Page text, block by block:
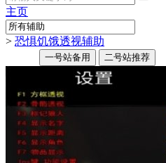
主页
> 恐惧饥饿透视辅助
一号站备用 二号站推荐